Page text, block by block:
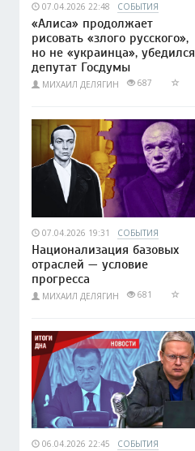
07.04.2026 22:48 СОБЫТИЯ
«Алиса» продолжает
рисовать «злого русского»,
но не «украинца», убедился
депутат Госдумы
МИХАИЛ ДЕЛЯГИН 687
07.04.2026 19:31 СОБЫТИЯ
Национализация базовых
отраслей — условие
прогресса
МИХАИЛ ДЕЛЯГИН 681
06.04.2026 22:45 СОБЫТИЯ